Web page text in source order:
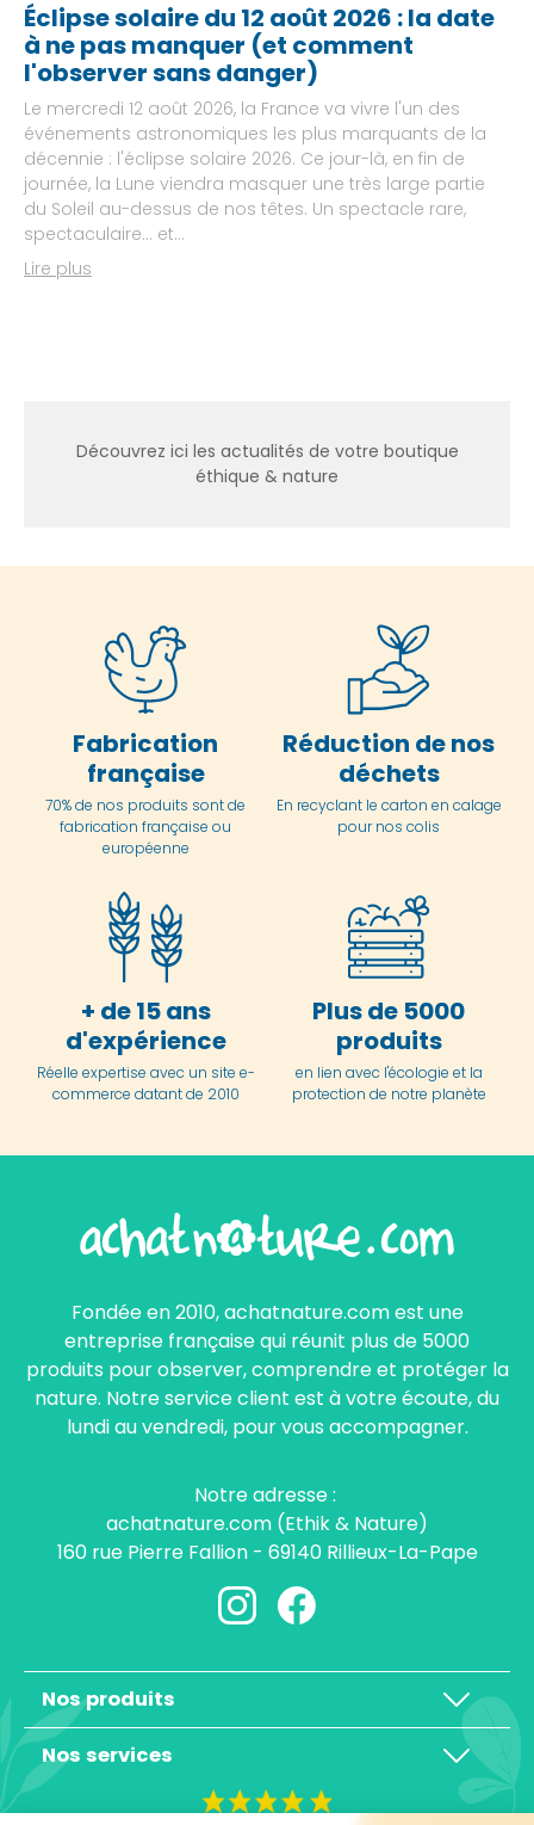
Éclipse solaire du 12 août 2026 : la date
à ne pas manquer (et comment
l'observer sans danger)
Le mercredi 12 août 2026, la France va vivre l'un des
événements astronomiques les plus marquants de la
décennie : l'éclipse solaire 2026. Ce jour-là, en fin de
journée, la Lune viendra masquer une très large partie
du Soleil au-dessus de nos têtes. Un spectacle rare,
spectaculaire… et...
Lire plus
Découvrez ici les actualités de votre boutique
éthique & nature
Fabrication
française
70% de nos produits sont de
fabrication française ou
européenne
Réduction de nos
déchets
En recyclant le carton en calage
pour nos colis
+ de 15 ans
d'expérience
Réelle expertise avec un site e-
commerce datant de 2010
Plus de 5000
produits
en lien avec l'écologie et la
protection de notre planète
Fondée en 2010, achatnature.com est une
entreprise française qui réunit plus de 5000
produits pour observer, comprendre et protéger la
nature. Notre service client est à votre écoute, du
lundi au vendredi, pour vous accompagner.
Notre adresse :
achatnature.com (Ethik & Nature)
160 rue Pierre Fallion - 69140 Rillieux-La-Pape
Nos produits
Nos services